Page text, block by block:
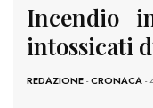
Incendio
intossicati
REDAZIONE-CRONACA-